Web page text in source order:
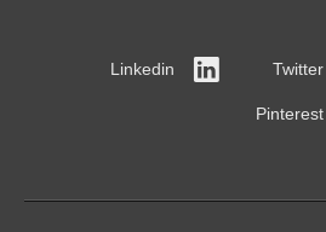
Twitter
Linkedin
Pinterest